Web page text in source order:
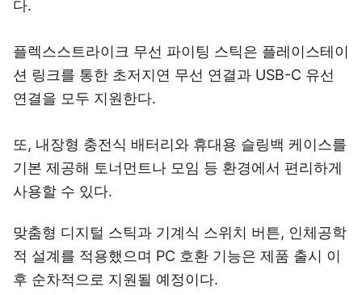
다.
플렉스스트라이크 무선 파이팅 스틱은 플레이스테이
션 링크를 통한 초저지연 무선 연결과 USB-C 유선
연결을 모두 지원한다.
또, 내장형 충전식 배터리와 휴대용 슬링백 케이스를
기본 제공해 토너먼트나 모임 등 환경에서 편리하게
사용할 수 있다.
맞춤형 디지털 스틱과 기계식 스위치 버튼, 인체공학
적 설계를 적용했으며 PC 호환 기능은 제품 출시 이
후 순차적으로 지원될 예정이다.